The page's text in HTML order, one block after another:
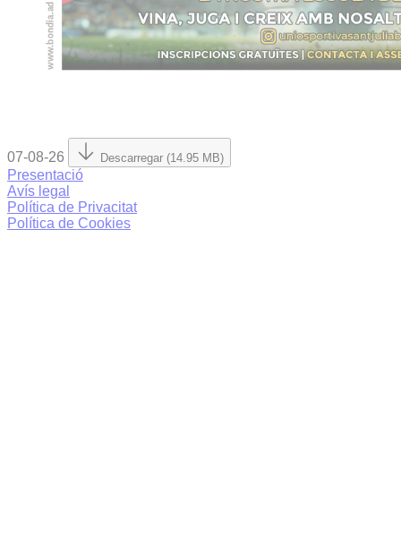
07-08-26 Descarregar (14.95 MB)
Presentació
Avís legal
Política de Privacitat
Política de Cookies